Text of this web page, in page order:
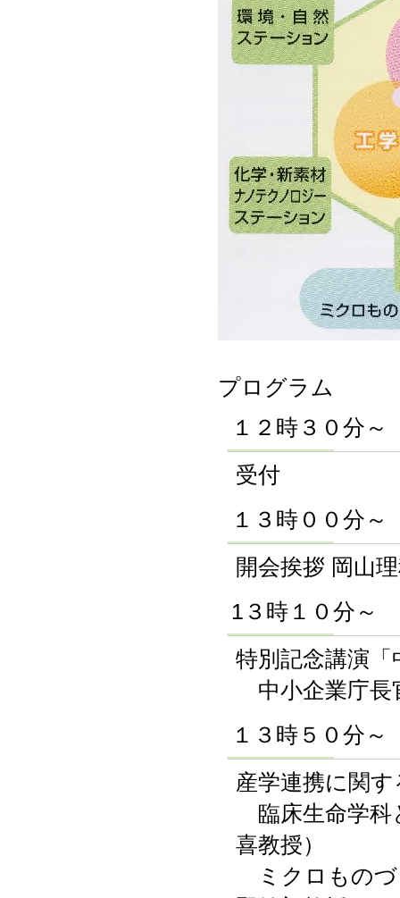
プログラム
１２時３０分～
受付
１３時００分～
開会挨拶 岡
1３時１０分～
特別記念講演
中小企業庁
１３時５０分～
産学連携に関
臨床生命学科
喜教授）
ミクロもの